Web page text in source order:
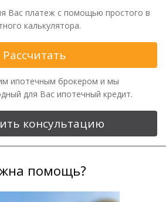
Вас платеж с помощью простого в
калькулятора.
Рассчитать
ипотечным брокером и мы
для Вас ипотечный кредит.
консультацию
помощь?